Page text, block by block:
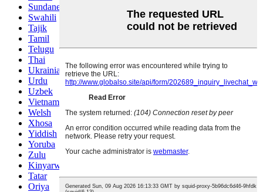
Sundanese
Swahili
Tajik
Tamil
Telugu
Thai
Ukrainian
Urdu
Uzbek
Vietnamese
Welsh
Xhosa
Yiddish
Yoruba
Zulu
Kinyarwanda
Tatar
Oriya